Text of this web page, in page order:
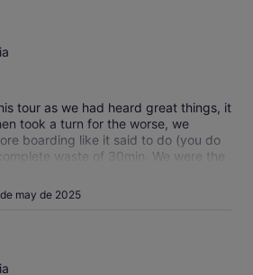
tour as we had heard great things, it
took a turn for the worse, we
boarding like it said to do (you do
waste of 30min. We were the
the first to be seated for brunch,
for brunch (first one) we watch
in the last few minutes before
served food before us, by the
(mind you it was cold too) the
over, we were beyond
reason I give this 2 stars is because
may de 2025